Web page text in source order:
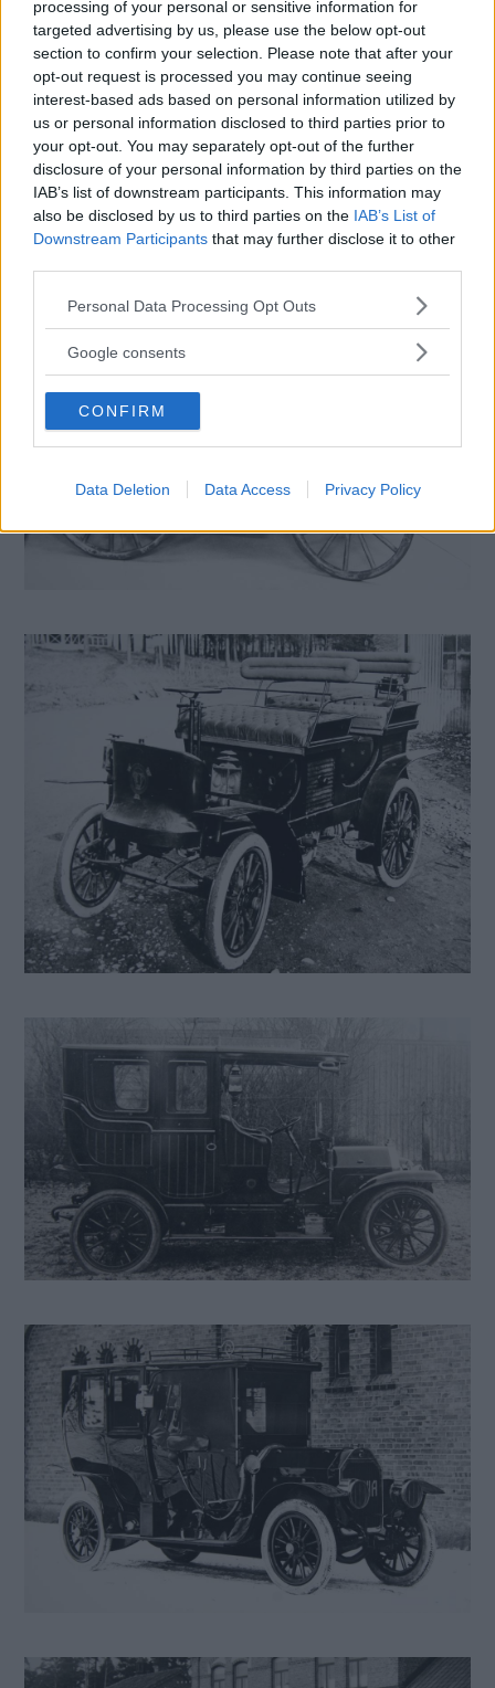
processing of your personal or sensitive information for
targeted advertising by us, please use the below opt-out
section to confirm your selection. Please note that after your
opt-out request is processed you may continue seeing
interest-based ads based on personal information utilized by
us or personal information disclosed to third parties prior to
your opt-out. You may separately opt-out of the further
disclosure of your personal information by third parties on the
IAB’s list of downstream participants. This information may
also be disclosed by us to third parties on the IAB’s List of
Downstream Participants that may further disclose it to other
Please note that this website/app uses one or more Google
not limited to your visit or usage behaviour. You may click to
use your data for below specified purposes in below Google
consent section.
Personal Data Processing Opt Outs
Google consents
CONFIRM
Data Deletion Data Access Privacy Policy